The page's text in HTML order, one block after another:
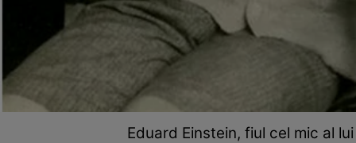
Eduard Einstein, fiul cel mic al